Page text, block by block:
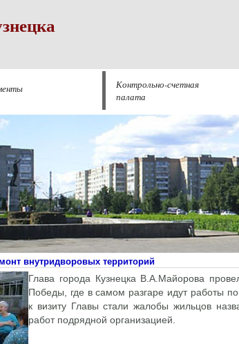
Контрольно-счетная
палата
внутридворовых территорий
Глава города Кузнецка В.А.Майорова
Победы, где в самом разгаре идут работы
к визиту Главы стали жалобы жильцов
работ подрядной организацией.